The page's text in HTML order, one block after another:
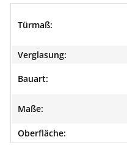
Türmaß:
Verglasung:
Bauart:
Maße:
Oberfläche: